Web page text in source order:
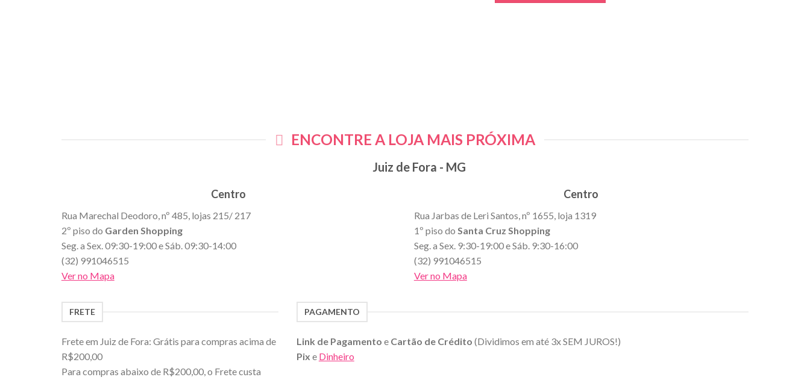
ENCONTRE A LOJA MAIS PRÓXIMA
Juiz de Fora - MG
Centro
Rua Marechal Deodoro, nº 485, lojas 215/ 217
2º piso do Garden Shopping
Seg. a Sex. 09:30-19:00 e Sáb. 09:30-14:00
(32) 991046515
Ver no Mapa
Centro
Rua Jarbas de Leri Santos, nº 1655, loja 1319
1º piso do Santa Cruz Shopping
Seg. a Sex. 9:30-19:00 e Sáb. 9:30-16:00
(32) 991046515
Ver no Mapa
FRETE
Frete em Juiz de Fora: Grátis para compras acima de
R$200,00
Para compras abaixo de R$200,00, o Frete custa
PAGAMENTO
Link de Pagamento e Cartão de Crédito (Dividimos em até 3x SEM JUROS!)
Pix e Dinheiro